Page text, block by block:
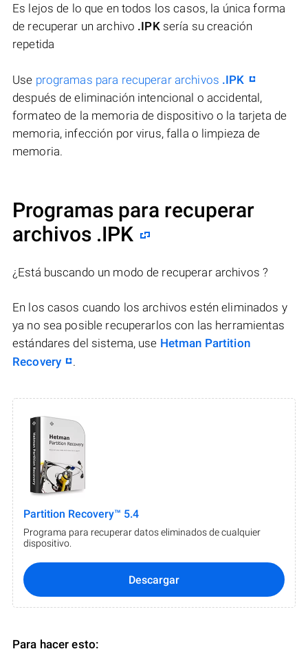
Es lejos de lo que en todos los casos, la única forma
de recuperar un archivo .IPKsería su creación
repetida
Use programas para recuperar archivos .IPK
después de eliminación intencional o accidental,
formateo de la memoria de dispositivo o la tarjeta de
memoria, infección por virus, falla o limpieza de
memoria.
Programas para recuperar
archivos .IPK
¿Está buscando un modo de recuperar archivos ?
En los casos cuando los archivos estén eliminados y
ya no sea posible recuperarlos con las herramientas
estándares del sistema, use Hetman Partition
Recovery
.
Partition Recovery™ 5.4
Programa para recuperar datos eliminados de cualquier
dispositivo.
Descargar
Para hacer esto: